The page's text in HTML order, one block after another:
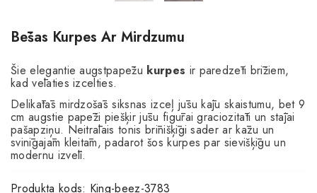
Bēšas Kurpes Ar Mirdzumu
Šie elegantie augstpapēžu kurpes ir paredzēti brīžiem,
kad vēlaties izcelties.
Delikātās mirdzošās siksnas izceļ jūsu kāju skaistumu, bet 9
cm augstie papēži piešķir jūsu figūrai graciozitāti un stājai
pašapziņu. Neitrālais tonis brīnišķīgi sader ar kāzu un
svinīgajām kleitām, padarot šos kurpes par sievišķīgu un
modernu izvēli.
Produkta kods: King-beez-3783